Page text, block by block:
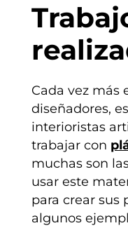
Cada vez más
diseñadores,
interioristas
trabajar con
muchas son
usar este
para crear sus
algunos